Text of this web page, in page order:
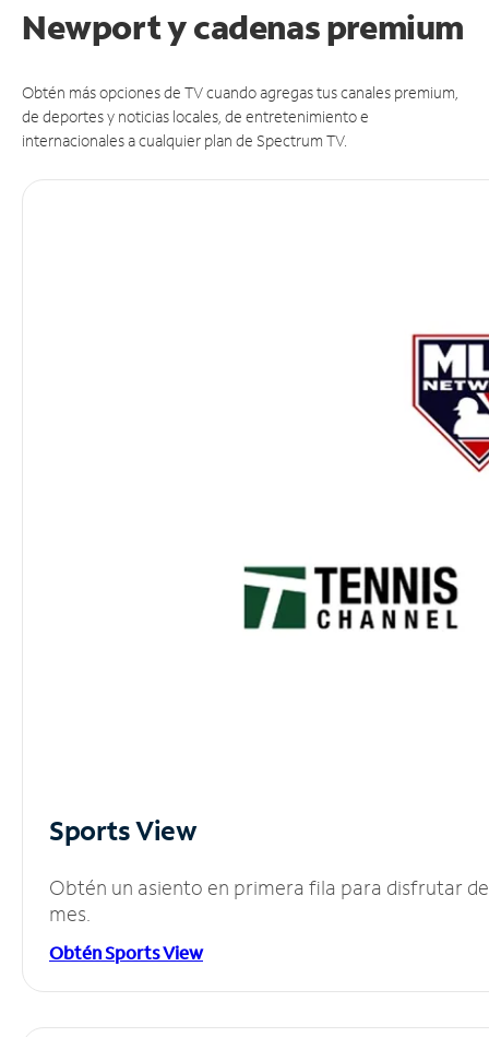
Newport y cadenas premium
Obtén más opciones de TV cuando agregas tus canales premium,
de deportes y noticias locales, de entretenimiento e
internacionales a cualquier plan de Spectrum TV.
Sports View
Obtén un asiento en primera fila para disfrutar
mes.
Obtén Sports View